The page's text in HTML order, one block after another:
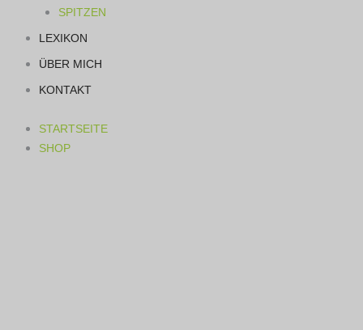
SPITZEN
LEXIKON
ÜBER MICH
KONTAKT
STARTSEITE
SHOP